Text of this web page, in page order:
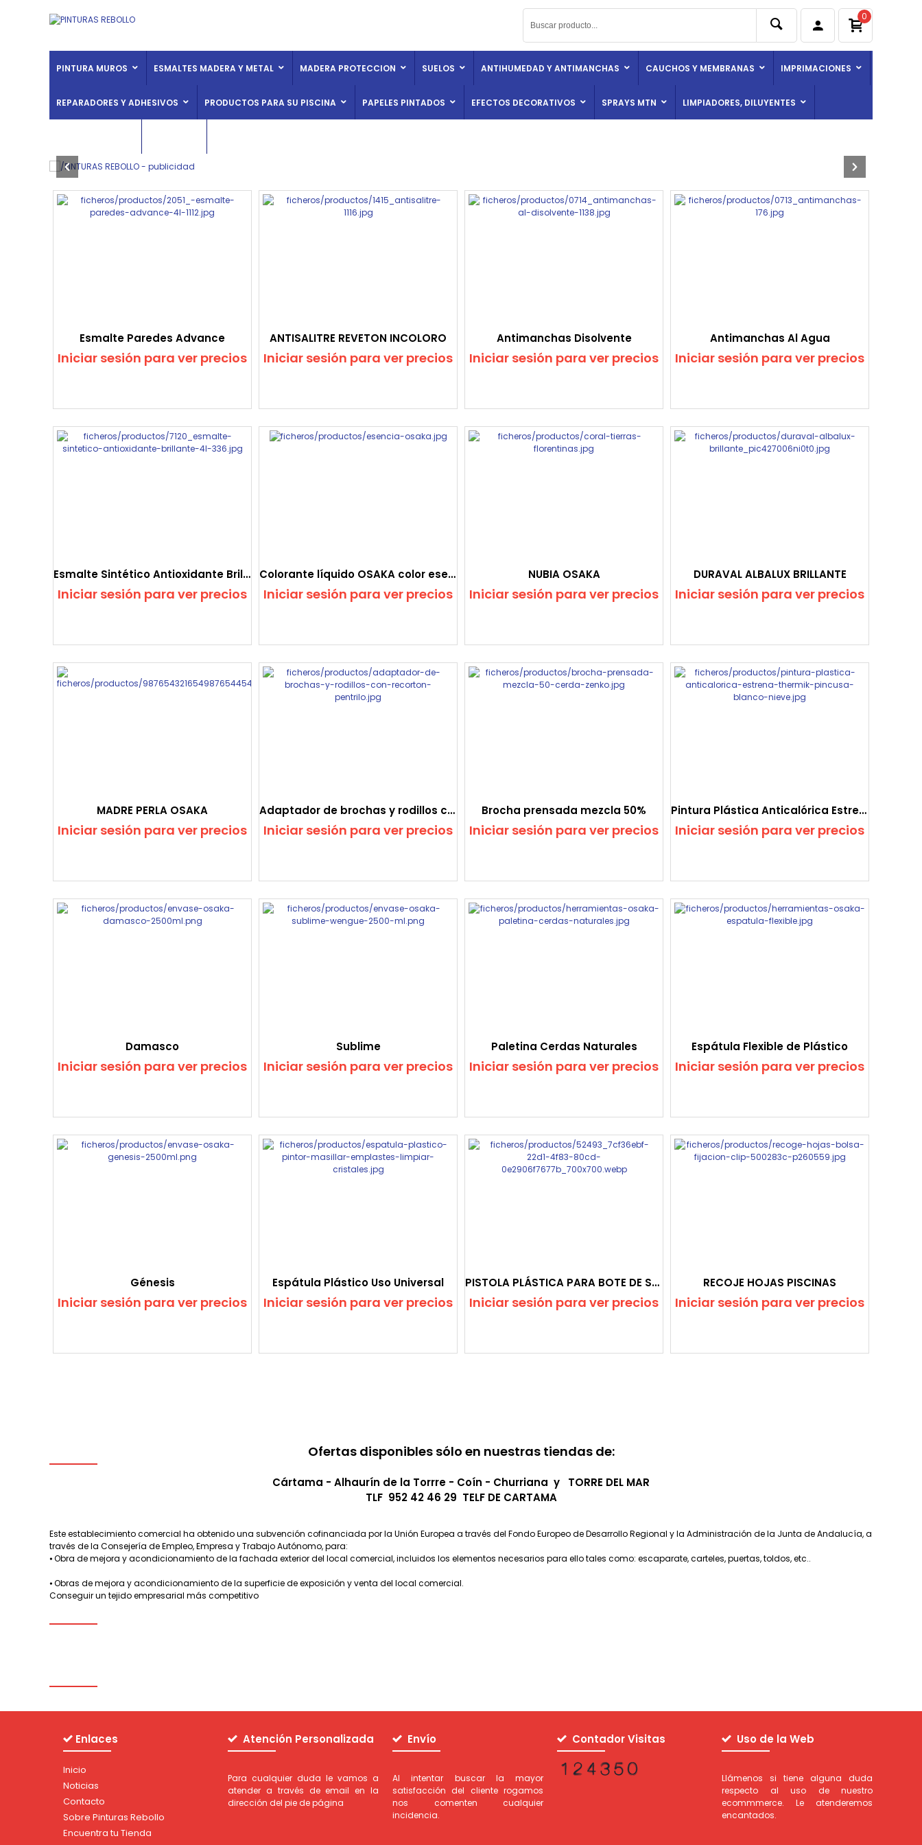
0
PINTURA MUROS ESMALTES MADERA Y METAL MADERA PROTECCION SUELOS ANTIHUMEDAD Y ANTIMANCHAS CAUCHOS Y MEMBRANAS IMPRIMACIONES
REPARADORES Y ADHESIVOS PRODUCTOS PARA SU PISCINA PAPELES PINTADOS EFECTOS DECORATIVOS SPRAYS MTN LIMPIADORES, DILUYENTES
Esmalte Paredes Advance
Iniciar sesión para ver precios
ANTISALITRE REVETON INCOLORO
Iniciar sesión para ver precios
Antimanchas Disolvente
Iniciar sesión para ver precios
Antimanchas Al Agua
Iniciar sesión para ver precios
Esmalte Sintético Antioxidante Brillante
Iniciar sesión para ver precios
Colorante líquido OSAKA color esencia
Iniciar sesión para ver precios
NUBIA OSAKA
Iniciar sesión para ver precios
DURAVAL ALBALUX BRILLANTE
Iniciar sesión para ver precios
MADRE PERLA OSAKA
Iniciar sesión para ver precios
Adaptador de brochas y rodillos con recortón
Iniciar sesión para ver precios
Brocha prensada mezcla 50%
Iniciar sesión para ver precios
Pintura Plástica Anticalórica Estrena Thermik
Iniciar sesión para ver precios
Damasco
Iniciar sesión para ver precios
Sublime
Iniciar sesión para ver precios
Paletina Cerdas Naturales
Iniciar sesión para ver precios
Espátula Flexible de Plástico
Iniciar sesión para ver precios
Génesis
Iniciar sesión para ver precios
Espátula Plástico Uso Universal
Iniciar sesión para ver precios
PISTOLA PLÁSTICA PARA BOTE DE SPRAY
Iniciar sesión para ver precios
RECOJE HOJAS PISCINAS
Iniciar sesión para ver precios
Ofertas disponibles sólo en nuestras tiendas de:
Cártama - Alhaurín de la Torrre - Coín - Churriana y TORRE DEL MAR
TLF 952 42 46 29 TELF DE CARTAMA
Este establecimiento comercial ha obtenido una subvención cofinanciada por la Unión Europea a través del Fondo Europeo de Desarrollo Regional y la Administración de la Junta de Andalucía, a
través de la Consejería de Empleo, Empresa y Trabajo Autónomo, para:
⦁Obra de mejora y acondicionamiento de la fachada exterior del local comercial, incluidos los elementos necesarios para ello tales como: escaparate, carteles, puertas, toldos, etc..
⦁Obras de mejora y acondicionamiento de la superficie de exposición y venta del local comercial.
Conseguir un tejido empresarial más competitivo
Enlaces
Inicio
Noticias
Contacto
Sobre Pinturas Rebollo
Encuentra tu Tienda
Atención Personalizada
Para cualquier duda le vamos a
atender a través de email en la
dirección del pie de página
Envío
Al intentar buscar la mayor
satisfacción del cliente rogamos
nos comenten cualquier
incidencia.
Contador Visitas Uso de la Web
Llámenos si tiene alguna duda
respecto al uso de nuestro
ecommmerce. Le atenderemos
encantados.